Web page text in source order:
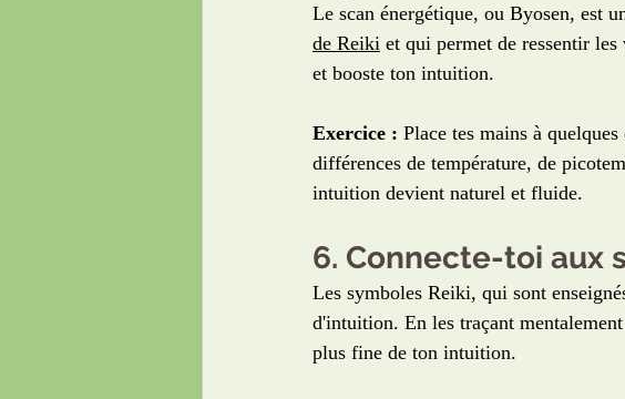
Le scan énergétique, ou Byosen, est
de Reiki et qui permet de ressentir
et booste ton intuition.
Exercice : Place tes mains à
différences de température, de
intuition devient naturel et fluide.
6. Connecte-toi aux
Les symboles Reiki, qui sont
d'intuition. En les traçant
plus fine de ton intuition.